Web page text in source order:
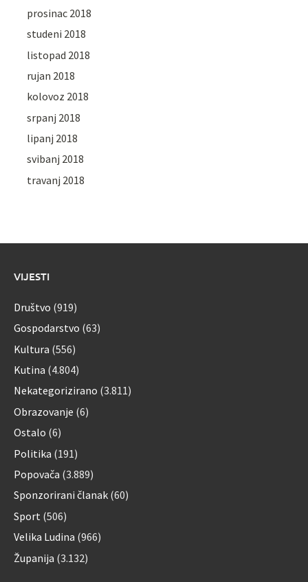
prosinac 2018
studeni 2018
listopad 2018
rujan 2018
kolovoz 2018
srpanj 2018
lipanj 2018
svibanj 2018
travanj 2018
VIJESTI
Društvo (919)
Gospodarstvo (63)
Kultura (556)
Kutina (4.804)
Nekategorizirano (3.811)
Obrazovanje (6)
Ostalo (6)
Politika (191)
Popovača (3.889)
Sponzorirani članak (60)
Sport (506)
Velika Ludina (966)
Županija (3.132)